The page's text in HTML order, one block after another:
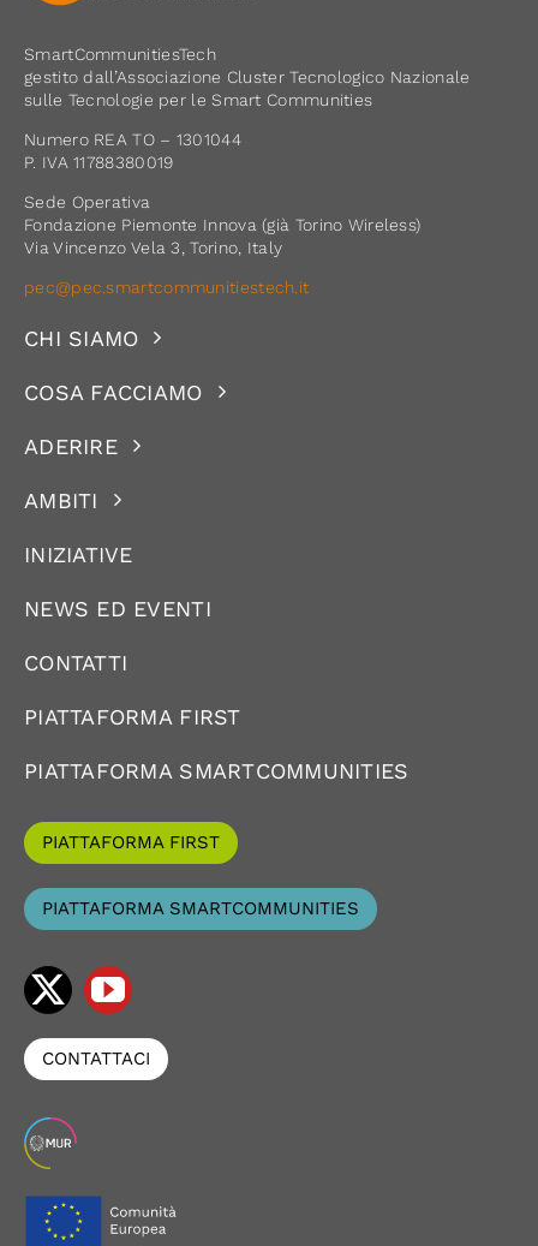
SmartCommunitiesTech
gestito dall’Associazione Cluster Tecnologico Nazionale
sulle Tecnologie per le Smart Communities
Numero REA TO – 1301044
P. IVA 11788380019
Sede Operativa
Fondazione Piemonte Innova (già Torino Wireless)
Via Vincenzo Vela 3, Torino, Italy
pec@pec.smartcommunitiestech.it
CHI SIAMO
COSA FACCIAMO
ADERIRE
AMBITI
INIZIATIVE
NEWS ED EVENTI
CONTATTI
PIATTAFORMA FIRST
PIATTAFORMA SMARTCOMMUNITIES
PIATTAFORMA FIRST
PIATTAFORMA SMARTCOMMUNITIES
CONTATTACI